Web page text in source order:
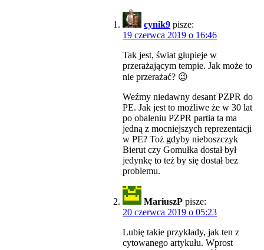
cynik9 pisze:
19 czerwca 2019 o 16:46
Tak jest, świat głupieje w
przerażającym tempie. Jak może to
nie przerażać? 😉
Weźmy niedawny desant PZPR do
PE. Jak jest to możliwe że w 30 lat
po obaleniu PZPR partia ta ma
jedną z mocniejszych reprezentacji
w PE? Toż gdyby nieboszczyk
Bierut czy Gomułka dostał był
jedynkę to też by się dostał bez
problemu.
MariuszP pisze:
20 czerwca 2019 o 05:23
Lubię takie przykłady, jak ten z
cytowanego artykułu. Wprost